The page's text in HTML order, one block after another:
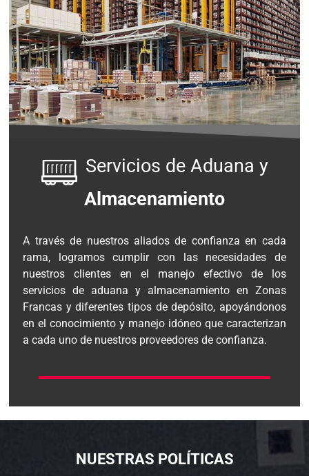
Servicios de Aduana y
Almacenamiento
A través de nuestros aliados de confianza en cada
rama, logramos cumplir con las necesidades de
nuestros clientes en el manejo efectivo de los
servicios de aduana y almacenamiento en Zonas
Francas y diferentes tipos de depósito, apoyándonos
en el conocimiento y manejo idóneo que caracterizan
a cada uno de nuestros proveedores de confianza.
NUESTRAS POLÍTICAS